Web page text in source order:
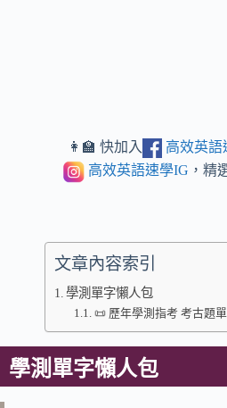
👩‍🏫 快加入 高效英語
高效英語速學IG ，精
文章內容索引
學測單字懶人包
📜 歷年學測指考 考古題單
學測單字懶人包